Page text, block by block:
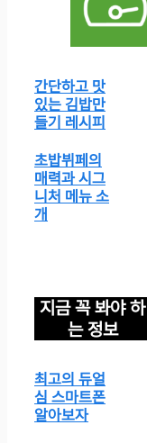
간단하고 맛
있는 김밥만
들기 레시피
초밥뷔페의
매력과 시그
니처 메뉴 소
개
지금 꼭 봐야 하
는 정보
최고의 듀얼
심 스마트폰
알아보자